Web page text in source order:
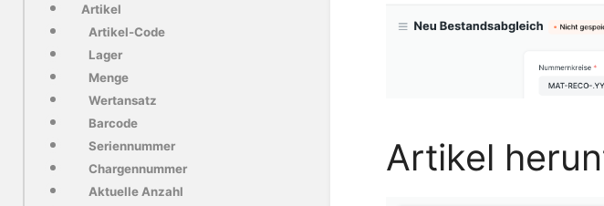
Artikel
Artikel-Code
Lager
Menge
Wertansatz
Barcode
Seriennummer
Chargennummer
Aktuelle Anzahl
Artikel